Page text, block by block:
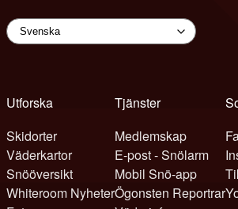
Utforska
Skidorter
Väderkartor
Snööversikt
Whiteroom Nyheter
Tjänster
Medlemskap
E-post - Snölarm
Mobil Snö-app
Ögonsten Reportrar